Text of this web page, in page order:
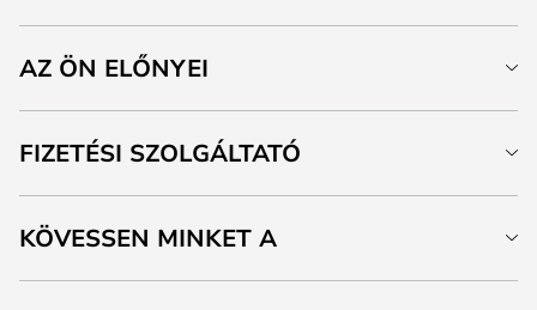
AZ ÖN ELŐNYEI
FIZETÉSI SZOLGÁLTATÓ
KÖVESSEN MINKET A